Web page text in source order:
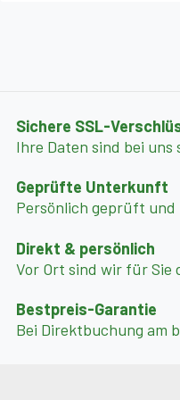
• Sonnenterrasse
• Gartenmöbeln
• Gartengrill
• Großem Garten mit viel
Ein Brötchenservice
✨ Highlights:
Sichere SSL-
Ihre Daten sind bei uns
Geprüfte Unterkunft
Persönlich geprüft
Direkt & persönlich
Vor Ort sind wir für Sie
Bestpreis-Garantie
Bei Direktbuchung am